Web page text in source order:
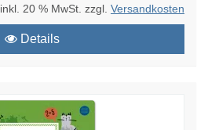
inkl. 20 % MwSt. zzgl. Versandkosten
Details